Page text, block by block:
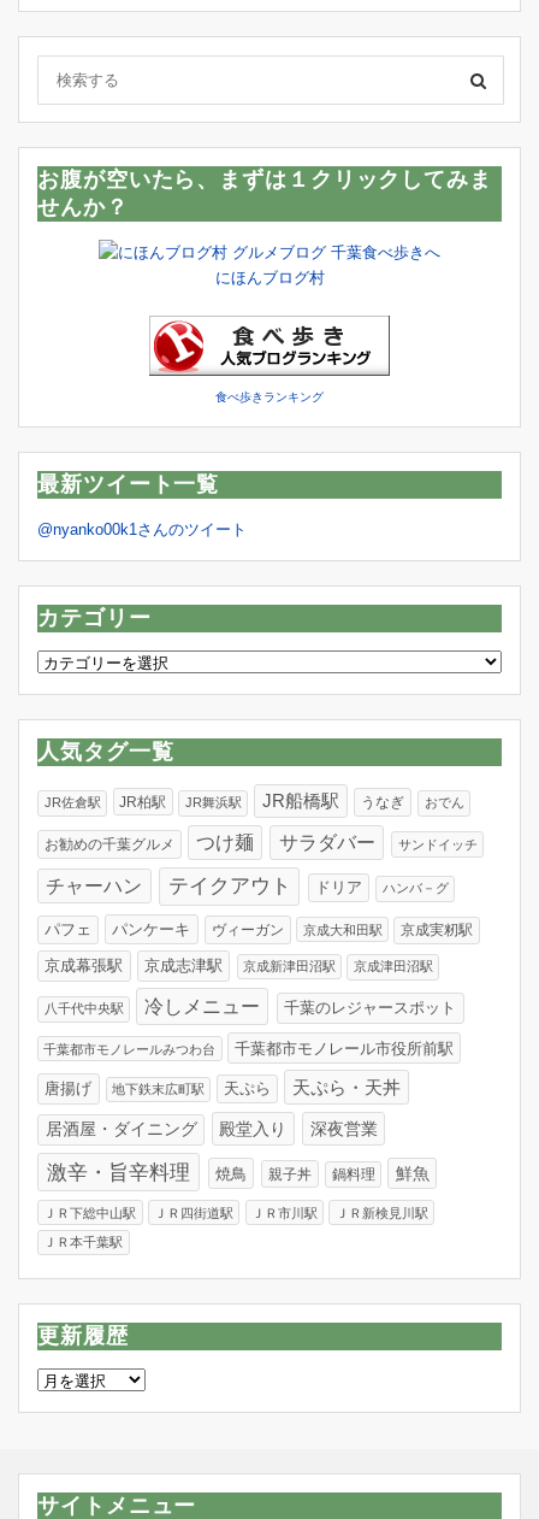
お腹が空いたら、まずは１クリックしてみま
せんか？
にほんブログ村
食べ歩きランキング
最新ツイート一覧
@nyanko00k1さんのツイート
カテゴリー
カ
リ
ー
人気タグ一覧
JR佐倉駅 JR柏駅 JR舞浜駅 JR船橋駅 うなぎ おでん
お勧めの千葉グルメ つけ麺 サラダバー サンドイッチ
チャーハン テイクアウト ドリア ハンバ－グ
パフェ パンケーキ ヴィーガン 京成大和田駅 京成実籾駅
京成幕張駅 京成志津駅 京成新津田沼駅 京成津田沼駅
八千代中央駅 冷しメニュー 千葉のレジャースポット
千葉都市モノレールみつわ台 千葉都市モノレール市役所前駅
唐揚げ 地下鉄末広町駅 天ぷら 天ぷら・天丼
居酒屋・ダイニング 殿堂入り 深夜営業
激辛・旨辛料理 焼鳥 親子丼 鍋料理 鮮魚
ＪＲ下総中山駅 ＪＲ四街道駅 ＪＲ市川駅 ＪＲ新検見川駅
ＪＲ本千葉駅
更新履歴
更
サイトメニュー